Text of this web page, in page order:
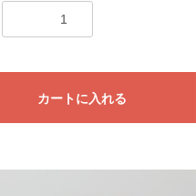
カートに入れる